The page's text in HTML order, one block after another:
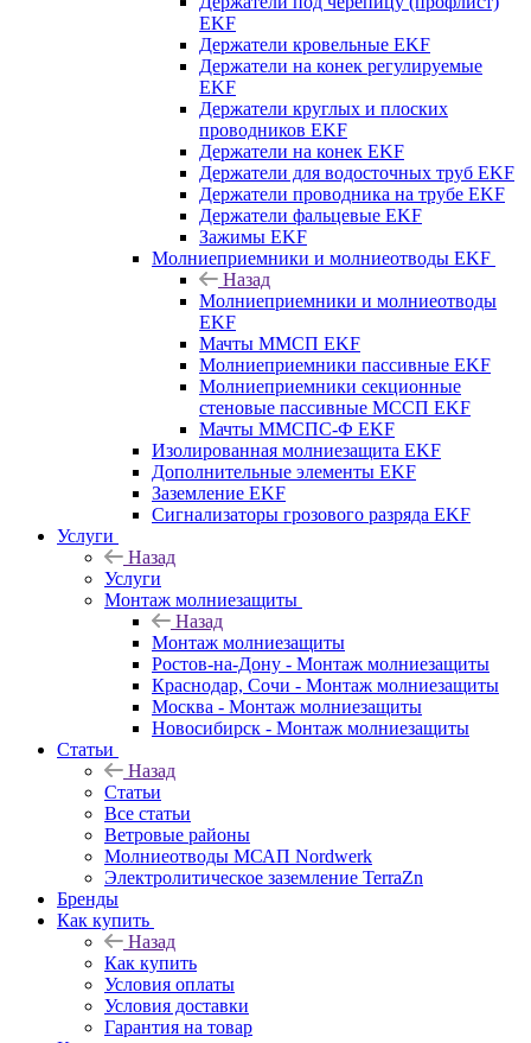
EKF
Держатели кровельные EKF
Держатели на конек регулируемые
EKF
Держатели круглых и плоских
проводников EKF
Держатели на конек EKF
Держатели для водосточных труб EKF
Держатели проводника на трубе EKF
Держатели фальцевые EKF
Зажимы EKF
Молниеприемники и молниеотводы EKF
Назад
Молниеприемники и молниеотводы
EKF
Мачты ММСП EKF
Молниеприемники пассивные EKF
Молниеприемники секционные
стеновые пассивные МССП EKF
Мачты ММСПС-Ф EKF
Изолированная молниезащита EKF
Дополнительные элементы EKF
Заземление EKF
Сигнализаторы грозового разряда EKF
Услуги
Назад
Услуги
Монтаж молниезащиты
Назад
Монтаж молниезащиты
Ростов-на-Дону - Монтаж молниезащиты
Краснодар, Сочи - Монтаж молниезащиты
Москва - Монтаж молниезащиты
Новосибирск - Монтаж молниезащиты
Статьи
Назад
Статьи
Все статьи
Ветровые районы
Молниеотводы МСАП Nordwerk
Электролитическое заземление TerraZn
Бренды
Как купить
Назад
Как купить
Условия оплаты
Условия доставки
Гарантия на товар